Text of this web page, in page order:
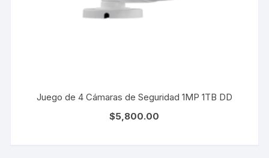
Juego de 4 Cámaras de Seguridad 1MP 1TB DD
$5,800.00